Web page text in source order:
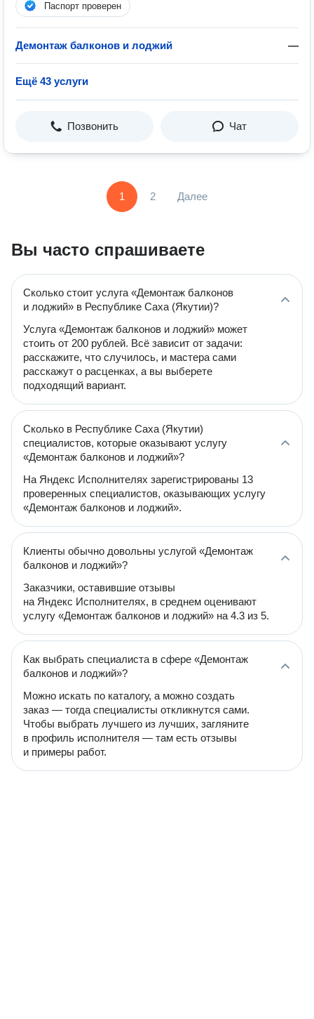
Паспорт проверен
Демонтаж балконов и лоджий —
Ещё 43 услуги
Позвонить Чат
1 2 Далее
Вы часто спрашиваете
Сколько стоит услуга «Демонтаж балконов
и лоджий» в Республике Саха (Якутии)?
Услуга «Демонтаж балконов и лоджий» может
стоить от 200 рублей. Всё зависит от задачи:
расскажите, что случилось, и мастера сами
расскажут о расценках, а вы выберете
подходящий вариант.
Сколько в Республике Саха (Якутии)
специалистов, которые оказывают услугу
«Демонтаж балконов и лоджий»?
На Яндекс Исполнителях зарегистрированы 13
проверенных специалистов, оказывающих услугу
«Демонтаж балконов и лоджий».
Клиенты обычно довольны услугой «Демонтаж
балконов и лоджий»?
Заказчики, оставившие отзывы
на Яндекс Исполнителях, в среднем оценивают
услугу «Демонтаж балконов и лоджий» на 4.3 из 5.
Как выбрать специалиста в сфере «Демонтаж
балконов и лоджий»?
Можно искать по каталогу, а можно создать
заказ — тогда специалисты откликнутся сами.
Чтобы выбрать лучшего из лучших, загляните
в профиль исполнителя — там есть отзывы
и примеры работ.